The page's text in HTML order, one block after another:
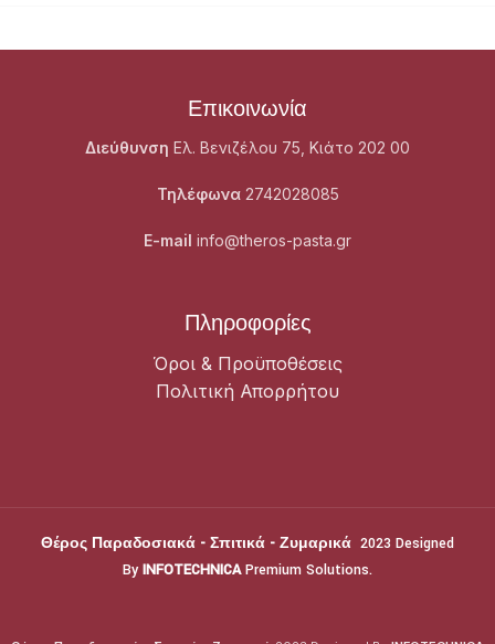
Επικοινωνία
Διεύθυνση Ελ. Βενιζέλου 75, Κιάτο 202 00
Τηλέφωνα 2742028085
E-mail info@theros-pasta.gr
Πληροφορίες
Όροι & Προϋποθέσεις
Πολιτική Απορρήτου
Θέρος Παραδοσιακά - Σπιτικά - Ζυμαρικά 2023 Designed
By INFOTECHNICAPremium Solutions.
Θέρος Παραδοσιακά - Σπιτικά - Ζυμαρικά 2023 Designed By